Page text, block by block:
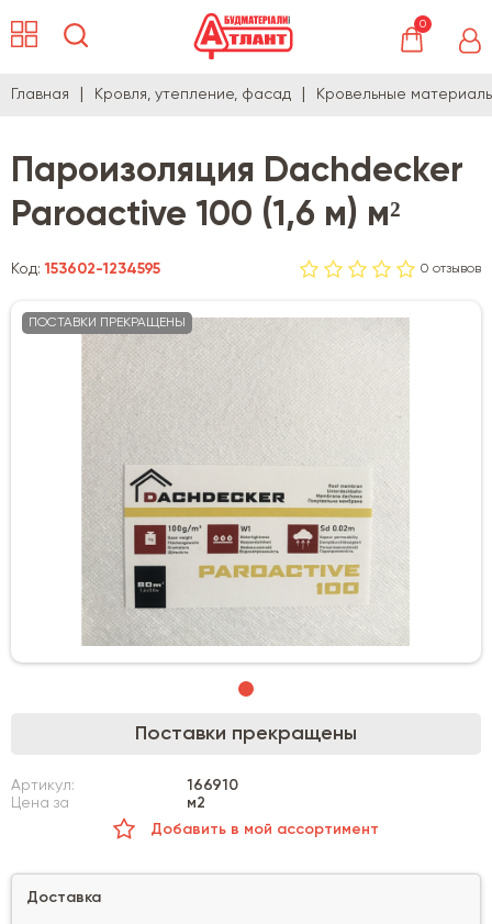
0
Главная Кровля, утепление, фасад Кровельные
Пароизоляция Dachdecker
Paroactive 100 (1,6 м) м²
Код:153602-1234595 0 отзывов
ПОСТАВКИ ПРЕКРАЩЕНЫ
Поставки прекращены
Артикул:
166910
Цена за
м2
Добавить в мой ассортимент
Доставка